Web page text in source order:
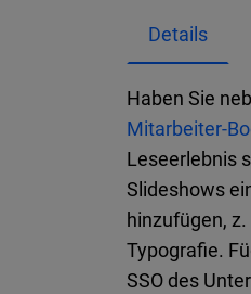
Details
Haben Sie
Mitarbeiter-
Leseerlebnis
Slideshows
hinzufügen,
Typografie.
SSO des